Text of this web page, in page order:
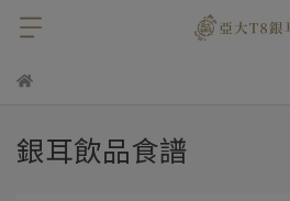
銀耳飲品食譜